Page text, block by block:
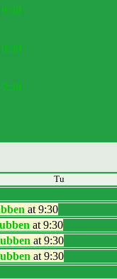
9:30
9:30
9:30
Tu
at 9:30
at 9:30
at 9:30
at 9:30